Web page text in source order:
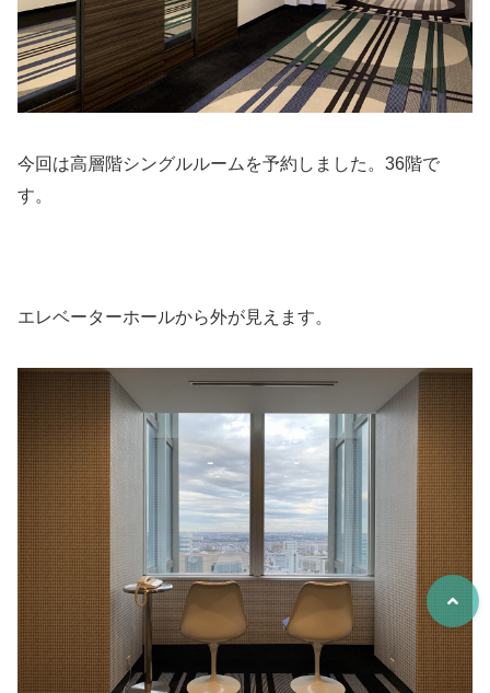
今回は高層階シングルルームを予約しました。36階で
す。
エレベーターホールから外が見えます。